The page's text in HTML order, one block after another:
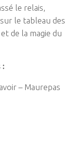
le relais,
le tableau des
de la magie du
:
– Maurepas